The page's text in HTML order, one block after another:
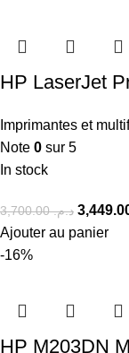
HP LaserJet
Imprimantes et
Note 0 sur 5
In stock
د.م.3,700.00
Ajouter au panier
-16%
HP M203DN